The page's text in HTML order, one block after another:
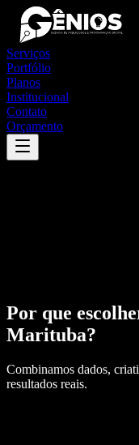
Serviços
Portfólio
Planos
Institucional
Contato
Orçamento
Por que
Marituba?
Combinamos dados,
resultados reais.